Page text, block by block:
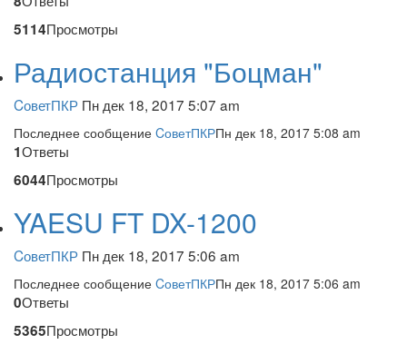
5114Просмотры
Радиостанция "Боцман"
CоветПКР Пн дек 18, 2017 5:07 am
Последнее сообщение CоветПКРПн дек 18, 2017 5:08 am
1Ответы
6044Просмотры
YAESU FT DX-1200
CоветПКР Пн дек 18, 2017 5:06 am
Последнее сообщение CоветПКРПн дек 18, 2017 5:06 am
0Ответы
5365Просмотры